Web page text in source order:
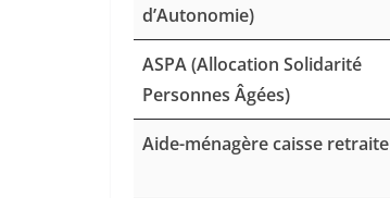
d’Autonomie)
ASPA (Allocation Solidarité
Personnes Âgées)
Aide-ménagère caisse retraite